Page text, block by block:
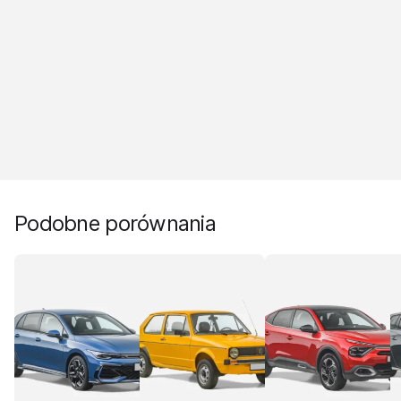
Podobne porównania